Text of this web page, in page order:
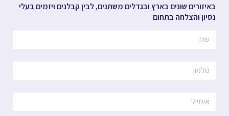
באיזורים שונים בארץ ובגדלים משתנים, לבין קבלנים ויזמים בעלי
נסיון והצלחה בתחום